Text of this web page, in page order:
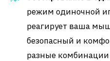
режим одиночной
реагирует ваша
безопасный и
разные